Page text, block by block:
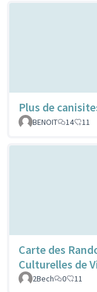
Plus de
BENOIT
14 11
Carte des
Culturelles de
2Bech
0 11